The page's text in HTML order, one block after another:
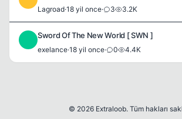
Lagroad·18 yil once· 3 3.2K
Sword Of The New World [ SWN ]
exelance·18 yil once· 0 4.4K
© 2026 Extraloob. Tüm hakları